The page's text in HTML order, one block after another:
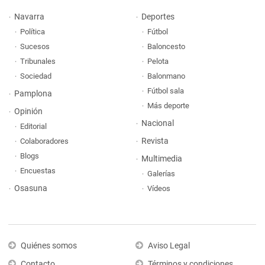
Navarra
Política
Sucesos
Tribunales
Sociedad
Pamplona
Opinión
Editorial
Colaboradores
Blogs
Encuestas
Osasuna
Deportes
Fútbol
Baloncesto
Pelota
Balonmano
Fútbol sala
Más deporte
Nacional
Revista
Multimedia
Galerías
Vídeos
Quiénes somos
Aviso Legal